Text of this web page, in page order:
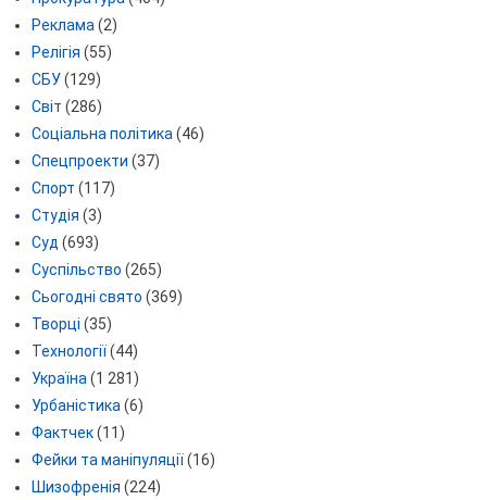
Реклама(2)
Релігія (55)
СБУ(129)
Світ (286)
Соціальна політика(46)
Спецпроекти (37)
Спорт (117)
Студія (3)
Суд (693)
Суспільство (265)
Сьогодні свято (369)
Творці (35)
Технології(44)
Україна(1 281)
Урбаністика(6)
Фактчек(11)
Фейки та маніпуляції(16)
Шизофренія (224)